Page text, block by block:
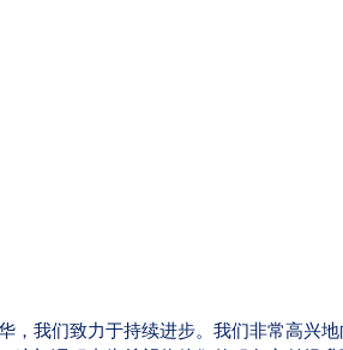
，我们致力于持续进步。我们非常高兴